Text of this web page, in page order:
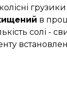
в
солі -